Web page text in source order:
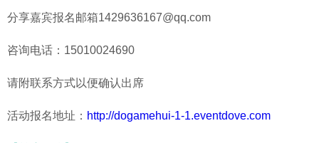
分享嘉宾报名邮箱1429636167@qq.com
咨询电话：15010024690
请附联系方式以便确认出席
活动报名地址： http://dogamehui-1-1.eventdove.com